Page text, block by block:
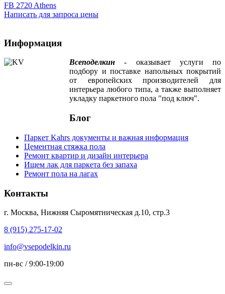
FB 2720 Athens
Написать для запроса цены
Информация
Всеподелкин - оказывает услуги по
подбору и поставке напольных покрытий
от европейских производителей для
интерьера любого типа, а также выполняет
укладку паркетного пола "под ключ".
Блог
Паркет Kahrs документы и важная информация
Цементная стяжка пола
Ремонт квартир и дизайн интерьера
Ищем лак для паркета без запаха
Ремонт пола на лагах
Контакты
г. Москва, Нижняя Сыромятническая д.10, стр.3
8 (915) 275-17-02
info@vsepodelkin.ru
пн-вс / 9:00-19:00